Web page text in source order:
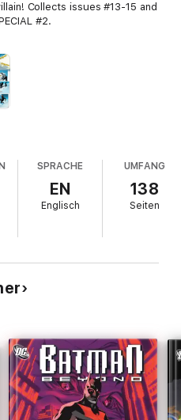
Collects issues #13-15 and
#2.
SPRACHE
EN
Englisch
UMFANG
138
Seiten